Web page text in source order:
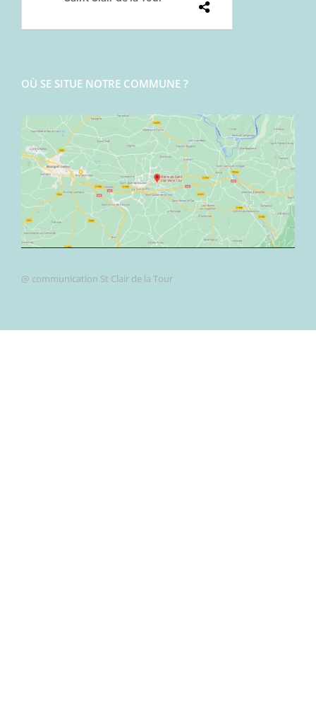
OÙ SE SITUE NOTRE COMMUNE ?
@ communication St Clair de la Tour